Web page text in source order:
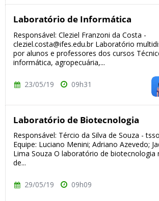
Laboratório de Informática
Responsável: Cleziel Franzoni da Costa -
cleziel.costa@ifes.edu.br Laboratório
por alunos e professores dos cursos
informática, agropecuária,...
23/05/19 09h31
Laboratório de Biotecnologia
Responsável: Tércio da Silva de Souza -
Equipe: Luciano Menini; Adriano Azevedo;
Lima Souza O laboratório de biotecnologia
de...
29/05/19 09h09